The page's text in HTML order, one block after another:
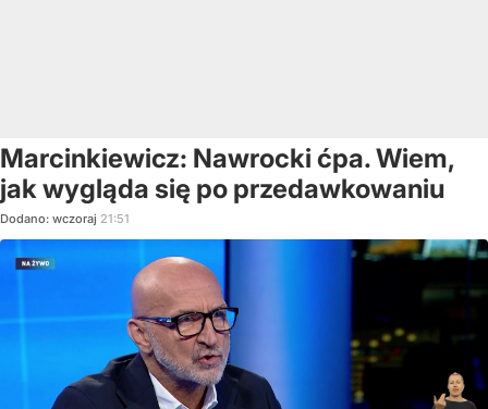
Marcinkiewicz: Nawrocki ćpa. Wiem,
jak wygląda się po przedawkowaniu
Dodano: wczoraj 21:51